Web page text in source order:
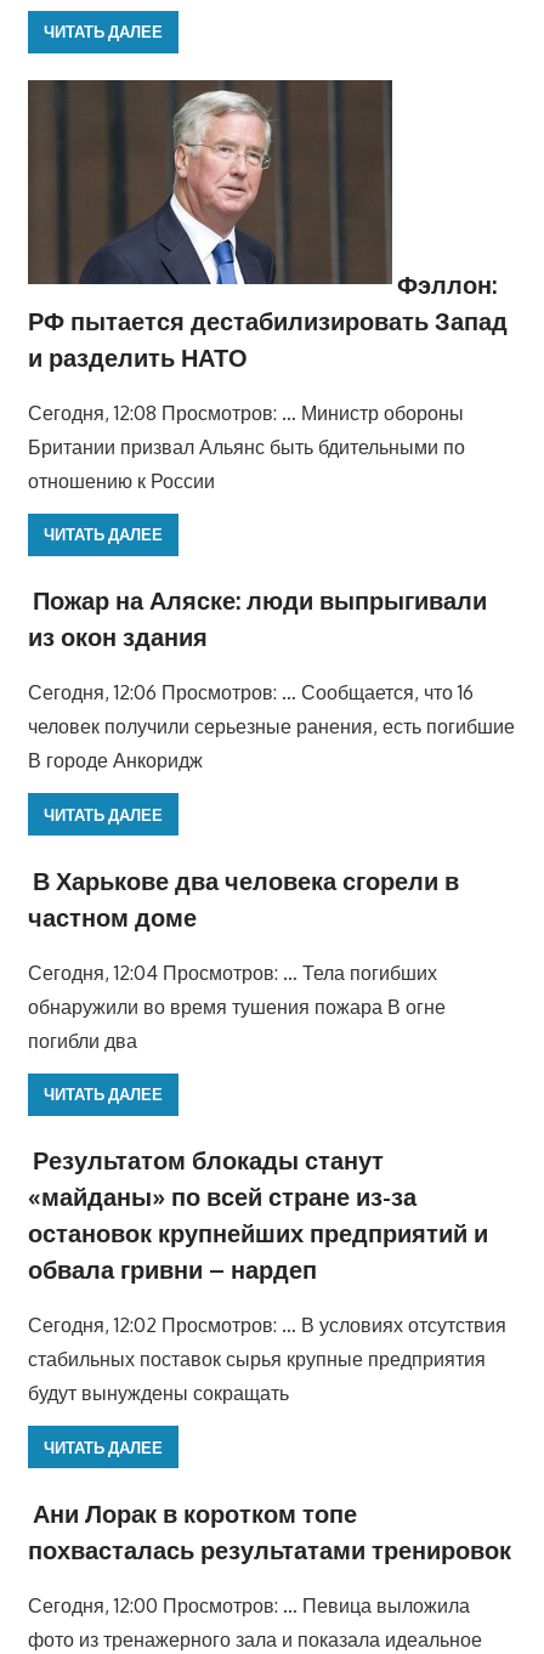
ЧИТАТЬ ДАЛЕЕ
Фэллон:
РФ пытается дестабилизировать Запад
и разделить НАТО
Сегодня, 12:08 Просмотров: … Министр обороны
Британии призвал Альянс быть бдительными по
отношению к России
ЧИТАТЬ ДАЛЕЕ
Пожар на Аляске: люди выпрыгивали
из окон здания
Сегодня, 12:06 Просмотров: … Сообщается, что 16
человек получили серьезные ранения, есть погибшие
В городе Анкоридж
ЧИТАТЬ ДАЛЕЕ
В Харькове два человека сгорели в
частном доме
Сегодня, 12:04 Просмотров: … Тела погибших
обнаружили во время тушения пожара В огне
погибли два
ЧИТАТЬ ДАЛЕЕ
Результатом блокады станут
«майданы» по всей стране из-за
остановок крупнейших предприятий и
обвала гривни – нардеп
Сегодня, 12:02 Просмотров: … В условиях отсутствия
стабильных поставок сырья крупные предприятия
будут вынуждены сокращать
ЧИТАТЬ ДАЛЕЕ
Ани Лорак в коротком топе
похвасталась результатами тренировок
Сегодня, 12:00 Просмотров: … Певица выложила
фото из тренажерного зала и показала идеальное